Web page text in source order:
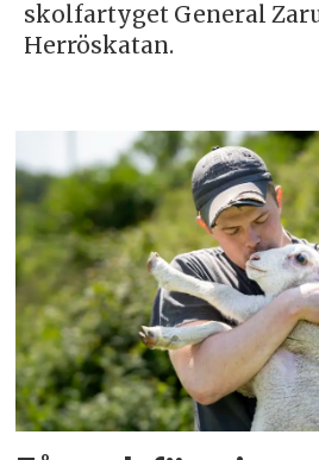
skolfartyget General
Herröskatan.